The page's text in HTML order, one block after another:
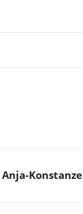
Anja-Konstanze